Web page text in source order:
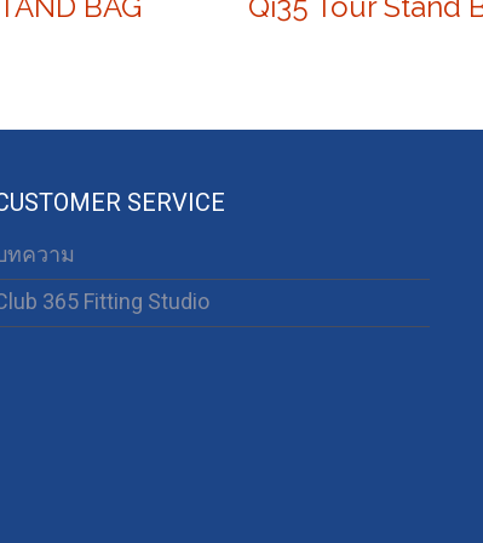
SERVICE
ทความ
365 Fitting Studio